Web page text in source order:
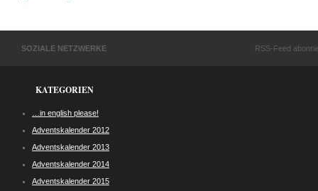
SOZIALE NETZWERKE RSS-Feed
KATEGORIEN
…in english please!
Adventskalender 2012
Adventskalender 2013
Adventskalender 2014
Adventskalender 2015